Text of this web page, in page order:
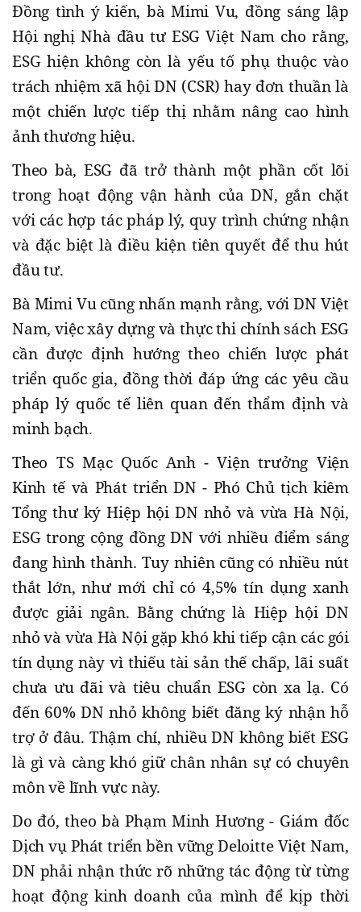
Đồng tình ý kiến, bà Mimi Vu, đồng sáng lập
Hội nghị Nhà đầu tư ESG Việt Nam cho rằng,
ESG hiện không còn là yếu tố phụ thuộc vào
trách nhiệm xã hội DN (CSR) hay đơn thuần là
một chiến lược tiếp thị nhằm nâng cao hình
ảnh thương hiệu.
Theo bà, ESG đã trở thành một phần cốt lõi
trong hoạt động vận hành của DN, gắn chặt
với các hợp tác pháp lý, quy trình chứng nhận
và đặc biệt là điều kiện tiên quyết để thu hút
đầu tư.
Bà Mimi Vu cũng nhấn mạnh rằng, với DN Việt
Nam, việc xây dựng và thực thi chính sách ESG
cần được định hướng theo chiến lược phát
triển quốc gia, đồng thời đáp ứng các yêu cầu
pháp lý quốc tế liên quan đến thẩm định và
minh bạch.
Theo TS Mạc Quốc Anh - Viện trưởng Viện
Kinh tế và Phát triển DN - Phó Chủ tịch kiêm
Tổng thư ký Hiệp hội DN nhỏ và vừa Hà Nội,
ESG trong cộng đồng DN với nhiều điểm sáng
đang hình thành. Tuy nhiên cũng có nhiều nút
thắt lớn, như mới chỉ có 4,5% tín dụng xanh
được giải ngân. Bằng chứng là Hiệp hội DN
nhỏ và vừa Hà Nội gặp khó khi tiếp cận các gói
tín dụng này vì thiếu tài sản thế chấp, lãi suất
chưa ưu đãi và tiêu chuẩn ESG còn xa lạ. Có
đến 60% DN nhỏ không biết đăng ký nhận hỗ
trợ ở đâu. Thậm chí, nhiều DN không biết ESG
là gì và càng khó giữ chân nhân sự có chuyên
môn về lĩnh vực này.
Do đó, theo bà Phạm Minh Hương - Giám đốc
Dịch vụ Phát triển bền vững Deloitte Việt Nam,
DN phải nhận thức rõ những tác động từ từng
hoạt động kinh doanh của mình để kịp thời